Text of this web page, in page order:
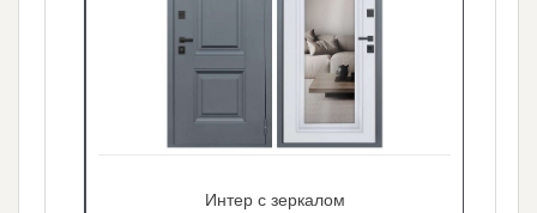
Интер с зеркалом